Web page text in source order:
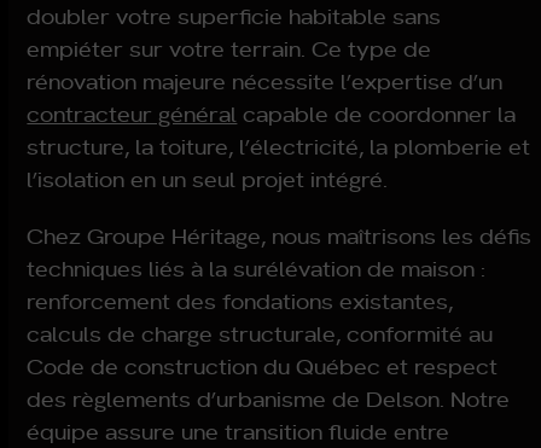
doubler votre superficie habitable sans
empiéter sur votre terrain. Ce type de
rénovation majeure nécessite l’expertise d’un
contracteur général capable de coordonner la
structure, la toiture, l’électricité, la plomberie et
l’isolation en un seul projet intégré.
Chez Groupe Héritage, nous maîtrisons les défis
techniques liés à la surélévation de maison :
renforcement des fondations existantes,
calculs de charge structurale, conformité au
Code de construction du Québec et respect
des règlements d’urbanisme de Delson. Notre
équipe assure une transition fluide entre